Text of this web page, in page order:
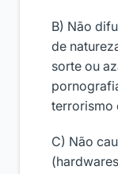
B) Não
de
sorte ou
terrorismo
C) Não